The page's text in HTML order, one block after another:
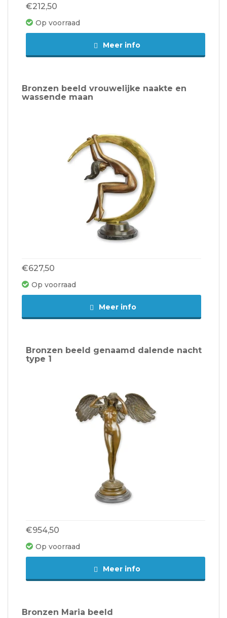
€212,50
Op voorraad
Meer info
Bronzen beeld vrouwelijke naakte en
wassende maan
€627,50
Op voorraad
Meer info
Bronzen beeld genaamd dalende nacht
type 1
€954,50
Op voorraad
Meer info
Bronzen Maria beeld